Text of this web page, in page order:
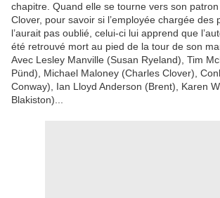
chapitre. Quand elle se tourne vers son
Clover, pour savoir si l’employée chargée des
l’aurait pas oublié, celui-ci lui apprend que
été retrouvé mort au pied de la tour de son
Avec Lesley Manville (Susan Ryeland), Tim
Pünd), Michael Maloney (Charles Clover),
Conway), Ian Lloyd Anderson (Brent), Karen
Blakiston)...